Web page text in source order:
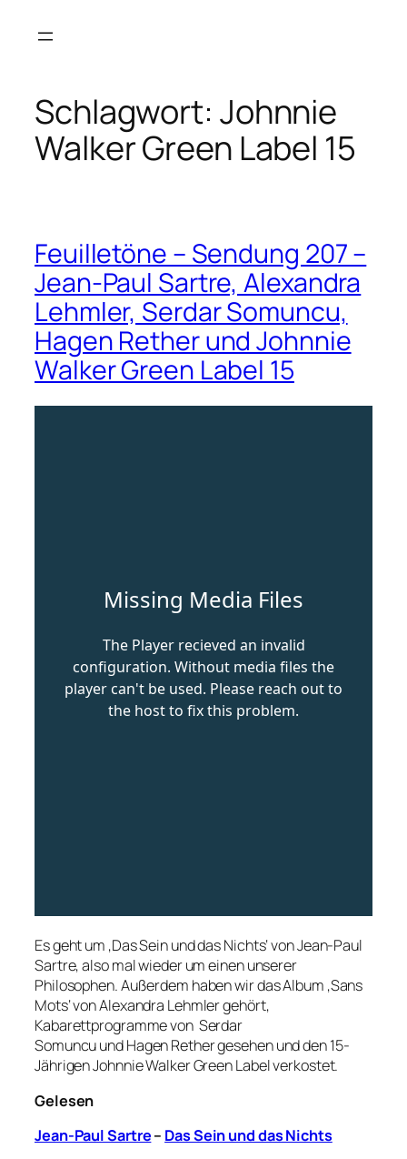
Inhalt
Schlagwort: Johnnie
Walker Green Label 15
Feuilletöne – Sendung 207 –
Jean-Paul Sartre, Alexandra
Lehmler, Serdar Somuncu,
Hagen Rether und Johnnie
Walker Green Label 15
Es geht um ‚Das Sein und das Nichts‘ von Jean-Paul
Sartre, also mal wieder um einen unserer
Philosophen. Außerdem haben wir das Album ‚Sans
Mots‘ von Alexandra Lehmler gehört,
Kabarettprogramme von Serdar
Somuncu und Hagen Rether gesehen und den 15-
Jährigen Johnnie Walker Green Label verkostet.
Gelesen
Jean-Paul Sartre– Das Sein und das Nichts